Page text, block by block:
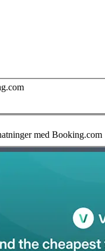
med Booking.com